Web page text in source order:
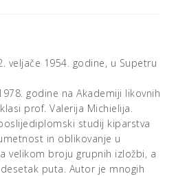
ovijena prostorom i koja
kao veliki, puni i otvoreni –
dojam da je cjelina bila
aditivnom graditeljskom
No ta cjelina nije ni nešto
mu često izgledaju kao
kao partiture za reljefe.
veljače 1954. godine, u Supetru
godine na Akademiji likovnih
prof. Valerija Michielija.
studij kiparstva
in oblikovanje u
velikom broju grupnih izložbi, a
puta. Autor je mnogih